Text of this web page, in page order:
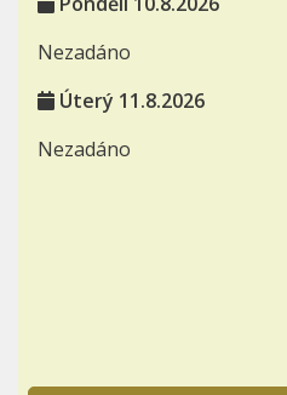
Nezadáno
Úterý 11.8.2026
Nezadáno